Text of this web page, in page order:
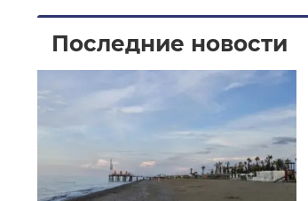
Последние новости